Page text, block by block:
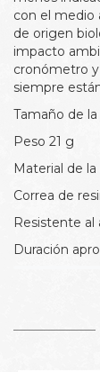
con el medio
de origen
impacto
cronómetro y
siempre
Tamaño de la
Peso 21 g
Material de la
Correa de
Resistente al
Duración